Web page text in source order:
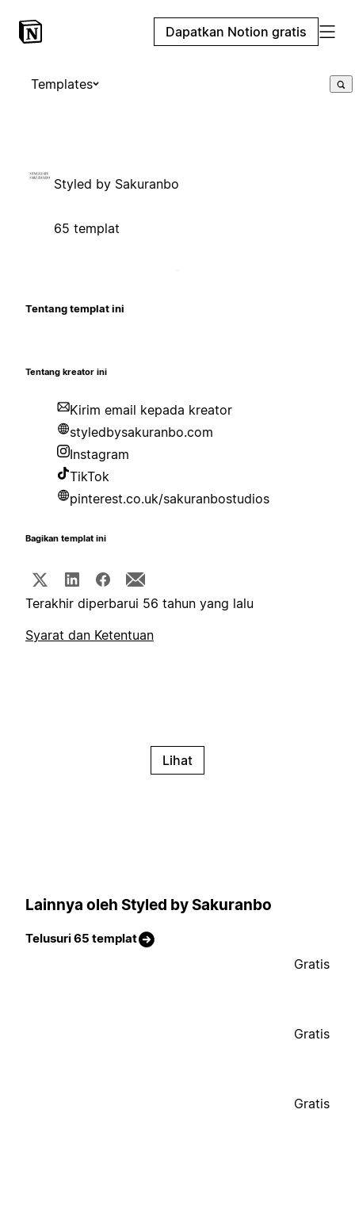
Dapatkan Notion gratis
Templates
Styled by Sakuranbo
65 templat
Tentang templat ini
Tentang kreator ini
Kirim email kepada kreator
styledbysakuranbo.com
Instagram
TikTok
pinterest.co.uk/sakuranbostudios
Bagikan templat ini
Terakhir diperbarui 56 tahun yang lalu
Syarat dan Ketentuan
Lihat
Lainnya oleh Styled by Sakuranbo
Telusuri 65 templat
Gratis
Gratis
Gratis